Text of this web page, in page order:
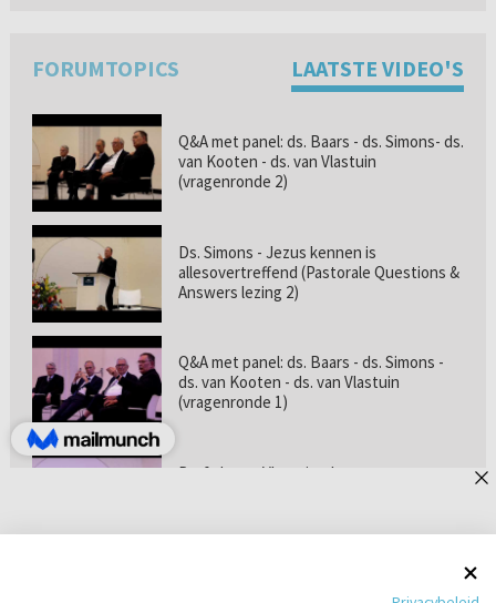
FORUMTOPICS LAATSTE VIDEO'S
Q&A met panel: ds. Baars - ds. Simons- ds.
van Kooten - ds. van Vlastuin
(vragenronde 2)
Ds. Simons - Jezus kennen is
allesovertreffend (Pastorale Questions &
Answers lezing 2)
Q&A met panel: ds. Baars - ds. Simons -
ds. van Kooten - ds. van Vlastuin
(vragenronde 1)
Prof. dr. van Vlastuin - Is